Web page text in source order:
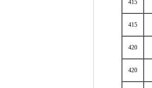
415
415
420
420